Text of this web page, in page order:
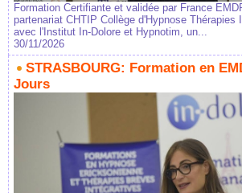
Formation Certifiante et validée par France
partenariat CHTIP Collège d'Hypnose Thérapies
avec l'Institut In-Dolore et Hypnotim, un...
30/11/2026
STRASBOURG: Formation en
Jours